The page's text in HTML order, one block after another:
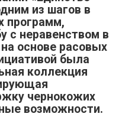
из шагов в
программ,
с неравенством в
основе расовых
была
коллекция
чернокожих
возможности.